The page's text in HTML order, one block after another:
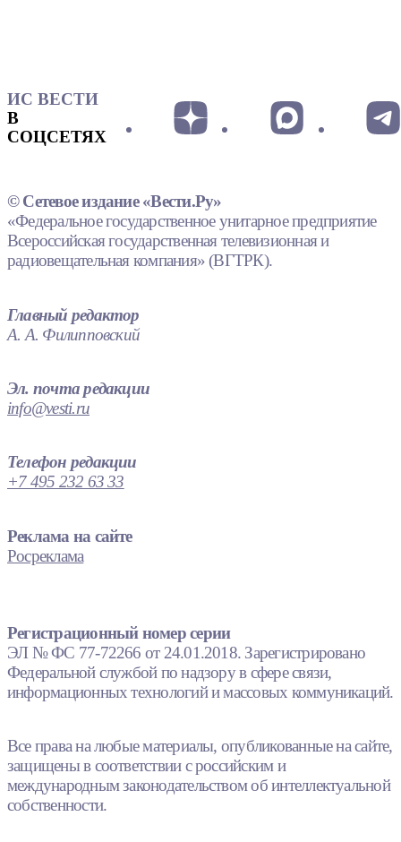
ИС ВЕСТИ
В
СОЦСЕТЯХ
© Сетевое издание «Вести.Ру»
«Федеральное государственное унитарное предприятие
Всероссийская государственная телевизионная и
радиовещательная компания» (ВГТРК).
Главный редактор
А. А. Филипповский
Эл. почта редакции
info@vesti.ru
Телефон редакции
+7 495 232 63 33
Реклама на сайте
Росреклама
Регистрационный номер серии
ЭЛ № ФС 77-72266 от 24.01.2018. Зарегистрировано
Федеральной службой по надзору в сфере связи,
информационных технологий и массовых коммуникаций.
Все права на любые материалы, опубликованные на сайте,
защищены в соответствии с российским и
международным законодательством об интеллектуальной
собственности.